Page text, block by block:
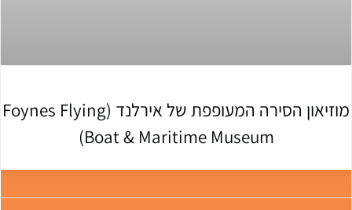
מוזיאון הסירה המעופפת של אירלנד (Foynes Flying
Boat & Maritime Museum)